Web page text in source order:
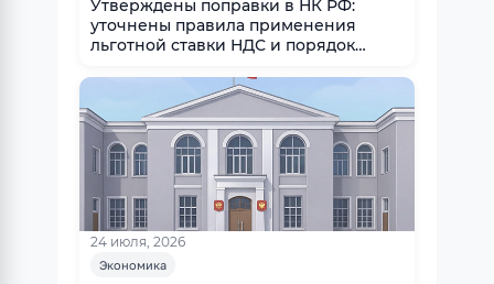
Утверждены поправки в НК РФ:
уточнены правила применения
льготной ставки НДС и порядок
24 июля, 2026
Экономика